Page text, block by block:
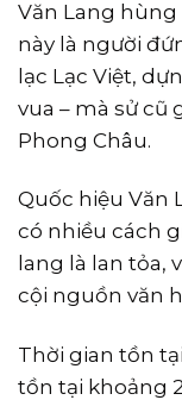
Văn Lang
này là người
lạc Lạc Việt,
vua – mà sử cũ
Phong Châu.
Quốc hiệu Văn
có nhiều cách
lang là lan tỏa,
cội nguồn văn
Thời gian tồn
tồn tại khoảng